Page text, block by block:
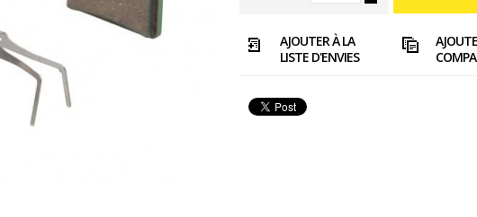
AJOUTER À LA
LISTE D'ENVIES